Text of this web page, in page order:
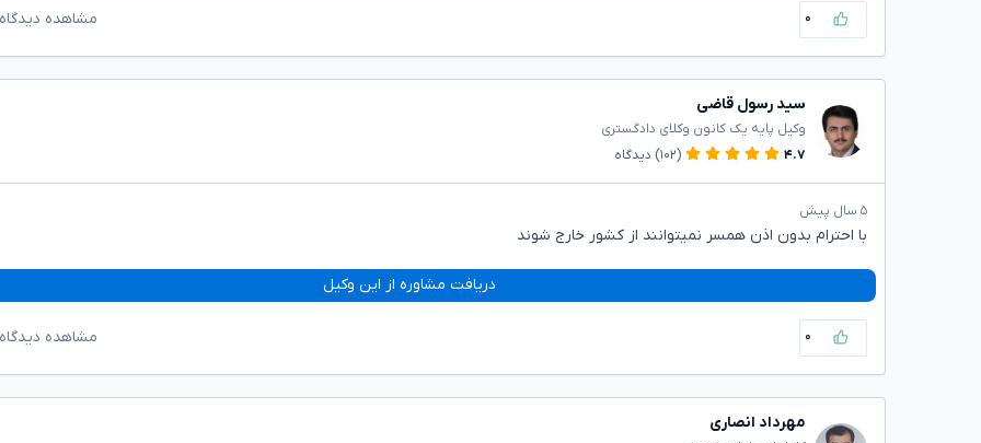
۰ مشاهده
سید رسول قاضی
وکیل پایه یک کانون وکلای دادگستری
۴.۷
(۱۰۲) دیدگاه
۵ سال پیش
با احترام بدون اذن همسر نمیتوانند از کشور خارج شوند
دریافت مشاوره از این وکیل
۰ مشاهده
مهرداد انصاری